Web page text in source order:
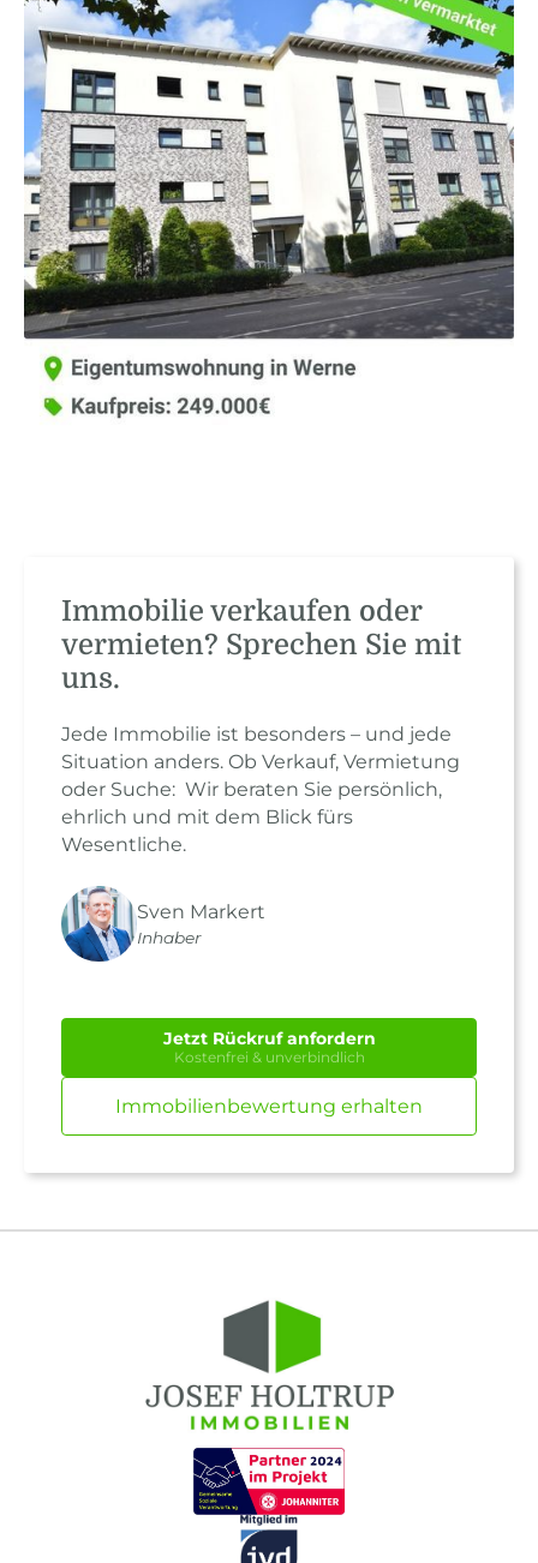
Immobilie verkaufen oder
vermieten? Sprechen Sie mit
uns.
Jede Immobilie ist besonders – und jede
Situation anders. Ob Verkauf, Vermietung
oder Suche: Wir beraten Sie persönlich,
ehrlich und mit dem Blick fürs
Wesentliche.
Sven Markert
Inhaber
Jetzt Rückruf anfordern
Kostenfrei & unverbindlich
Immobilienbewertung erhalten